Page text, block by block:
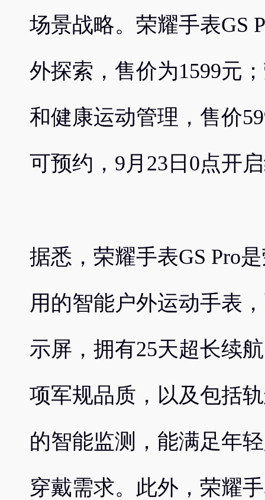
场景战略。荣耀手表GS
外探索，售价为1599元
和健康运动管理，售价
可预约，9月23日0点开
据悉，荣耀手表GS Pro
用的智能户外运动手表
示屏，拥有25天超长续
项军规品质，以及包括
的智能监测，能满足年
穿戴需求。此外，荣耀